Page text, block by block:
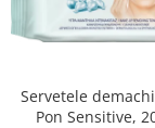
Servetele
Pon Sensitive,